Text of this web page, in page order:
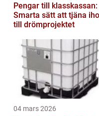
Pengar till klasskassan:
Smarta sätt att tjäna
till drömprojektet
04 mars 2026